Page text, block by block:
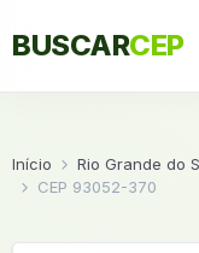
BUSCARCEP
Início Rio Grande do
CEP 93052-370